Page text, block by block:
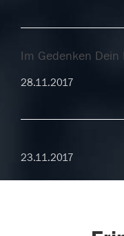
Im Gedenken Dein
28.11.2017
23.11.2017